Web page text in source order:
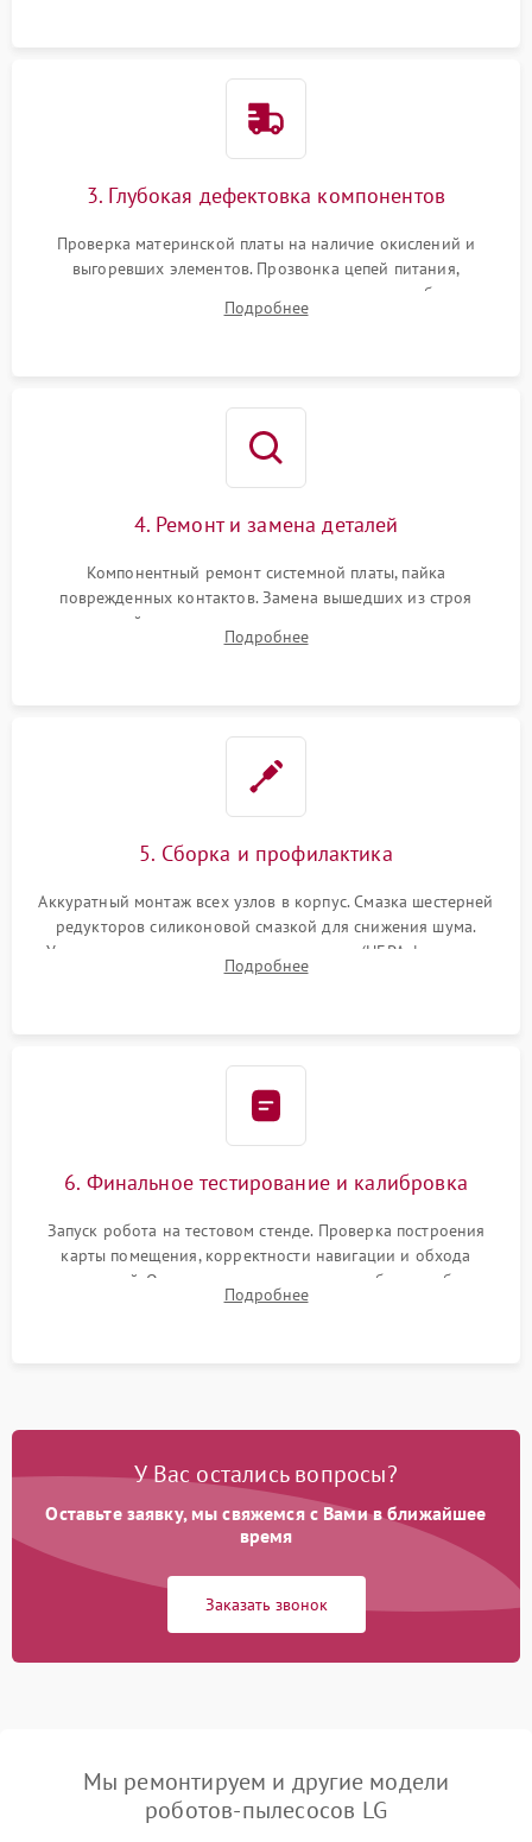
3. Глубокая дефектовка компонентов
Проверка материнской платы на наличие окислений и
выгоревших элементов. Прозвонка цепей питания,
тестирование приводных моторов колес и турбины
всасывания. Оценка состояния оптических и инфракрасных
Подробнее
4. Ремонт и замена деталей
Компонентный ремонт системной платы, пайка
поврежденных контактов. Замена вышедших из строя
двигателей, изношенного аккумулятора, неисправного
лидара или помпы подачи воды. Восстановление шлейфов и
Подробнее
5. Сборка и профилактика
Аккуратный монтаж всех узлов в корпус. Смазка шестерней
редукторов силиконовой смазкой для снижения шума.
Установка новых расходных материалов (HEPA-фильтров,
микрофибры, щеток). Надежная фиксация разъемов и
Подробнее
6. Финальное тестирование и калибровка
Запуск робота на тестовом стенде. Проверка построения
карты помещения, корректности навигации и обхода
препятствий. Оценка силы всасывания и работы турбины.
Тестирование автоматического возврата на док-станцию и
Подробнее
У Вас остались вопросы?
Оставьте заявку, мы свяжемся с Вами в ближайшее
время
Заказать звонок
Мы ремонтируем и другие модели
роботов-пылесосов LG